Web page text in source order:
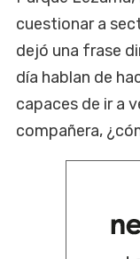
cuestionar a
dejó una frase
día hablan de
capaces de ir a
compañera,